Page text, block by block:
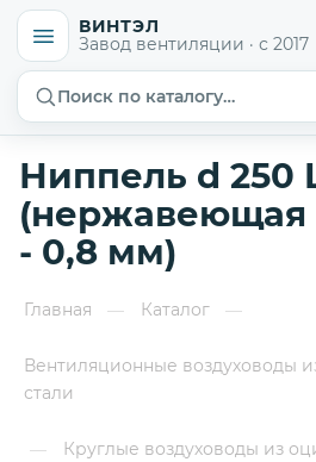
ВИНТЭЛ
Завод вентиляции · с 2017
Поиск по каталогу…
Ниппель d 250
(нержавеющая
- 0,8 мм)
Главная — Каталог —
Вентиляционные воздуховоды
стали
— Круглые воздуховоды из